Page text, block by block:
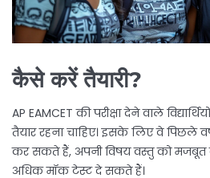
कैसे करें तैयारी?
AP EAMCET की परीक्षा देने वाले
तैयार रहना चाहिए। इसके लिए वे पिछले
कर सकते हैं, अपनी विषय वस्तु को
अधिक मॉक टेस्ट दे सकते हैं।